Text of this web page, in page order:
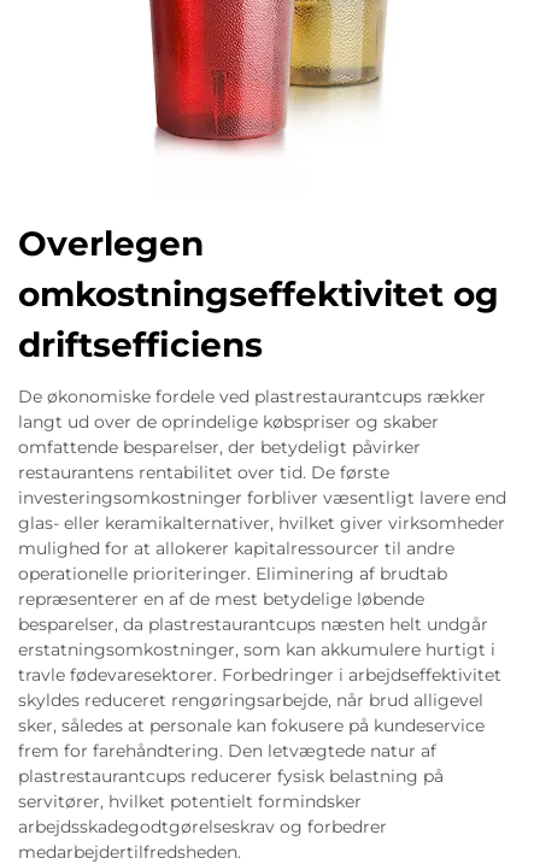
Overlegen
omkostningseffektivitet og
driftsefficiens
De økonomiske fordele ved plastrestaurantcups rækker
langt ud over de oprindelige købspriser og skaber
omfattende besparelser, der betydeligt påvirker
restaurantens rentabilitet over tid. De første
investeringsomkostninger forbliver væsentligt lavere end
glas- eller keramikalternativer, hvilket giver virksomheder
mulighed for at allokerer kapitalressourcer til andre
operationelle prioriteringer. Eliminering af brudtab
repræsenterer en af de mest betydelige løbende
besparelser, da plastrestaurantcups næsten helt undgår
erstatningsomkostninger, som kan akkumulere hurtigt i
travle fødevaresektorer. Forbedringer i arbejdseffektivitet
skyldes reduceret rengøringsarbejde, når brud alligevel
sker, således at personale kan fokusere på kundeservice
frem for farehåndtering. Den letvægtede natur af
plastrestaurantcups reducerer fysisk belastning på
servitører, hvilket potentielt formindsker
arbejdsskadegodtgørelseskrav og forbedrer
medarbejdertilfredsheden.